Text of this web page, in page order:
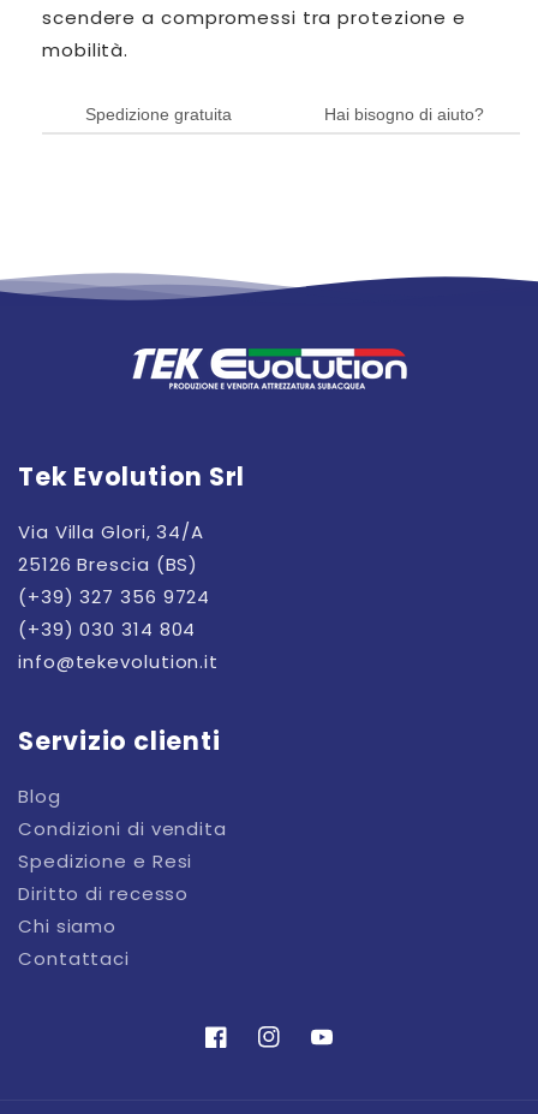
scendere a compromessi tra protezione e
mobilità.
Spedizione gratuita Hai bisogno di aiuto?
Tek Evolution Srl
Via Villa Glori, 34/A
25126 Brescia (BS)
(+39) 327 356 9724
(+39) 030 314 804
info@tekevolution.it
Servizio clienti
Blog
Condizioni di vendita
Spedizione e Resi
Diritto di recesso
Chi siamo
Contattaci
FacebookInstagramYouTube